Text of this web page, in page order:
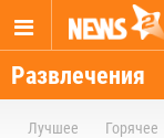
Развлечения
Лучшее Горячее